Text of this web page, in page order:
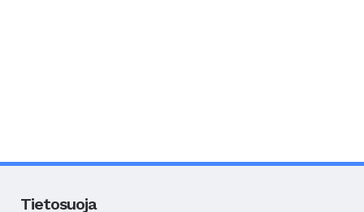
Tietosuoja